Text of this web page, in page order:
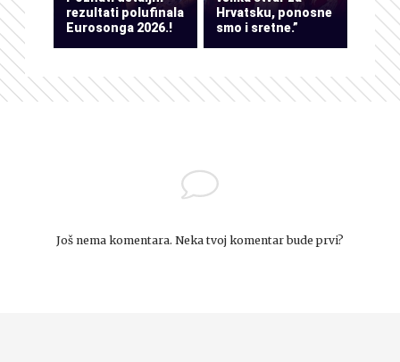
rezultati polufinala
Eurosonga 2026.!
Hrvatsku, ponosne
smo i sretne.”
Još nema komentara. Neka tvoj komentar bude prvi?